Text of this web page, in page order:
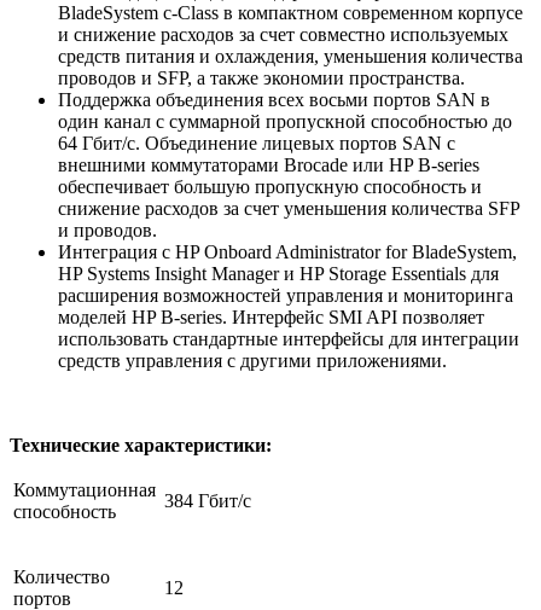
BladeSystem c-Class в компактном современном корпусе
и снижение расходов за счет совместно используемых
средств питания и охлаждения, уменьшения количества
проводов и SFP, а также экономии пространства.
Поддержка объединения всех восьми портов SAN в
один канал с суммарной пропускной способностью до
64 Гбит/с. Объединение лицевых портов SAN с
внешними коммутаторами Brocade или HP B-series
обеспечивает большую пропускную способность и
снижение расходов за счет уменьшения количества SFP
и проводов.
Интеграция с HP Onboard Administrator for BladeSystem,
HP Systems Insight Manager и HP Storage Essentials для
расширения возможностей управления и мониторинга
моделей HP B-series. Интерфейс SMI API позволяет
использовать стандартные интерфейсы для интеграции
средств управления с другими приложениями.
Технические характеристики:
Коммутационная
способность
384 Гбит/с
Количество
портов
12